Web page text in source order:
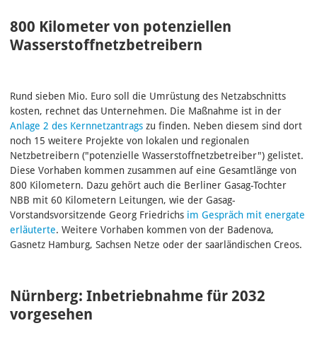
800 Kilometer von potenziellen
Wasserstoffnetzbetreibern
Rund sieben Mio. Euro soll die Umrüstung des Netzabschnitts
kosten, rechnet das Unternehmen. Die Maßnahme ist in der
Anlage 2 des Kernnetzantrags zu finden. Neben diesem sind dort
noch 15 weitere Projekte von lokalen und regionalen
Netzbetreibern ("potenzielle Wasserstoffnetzbetreiber") gelistet.
Diese Vorhaben kommen zusammen auf eine Gesamtlänge von
800 Kilometern. Dazu gehört auch die Berliner Gasag-Tochter
NBB mit 60 Kilometern Leitungen, wie der Gasag-
Vorstandsvorsitzende Georg Friedrichs im Gespräch mit energate
erläuterte. Weitere Vorhaben kommen von der Badenova,
Gasnetz Hamburg, Sachsen Netze oder der saarländischen Creos.
Nürnberg: Inbetriebnahme für 2032
vorgesehen